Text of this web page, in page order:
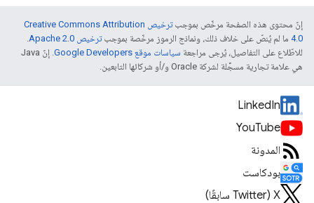
إنّ محتوى هذه الصفحة مرخّص بموجب
ترخيص Creative Commons Attribution
4.0‏ ما لم يُنصّ على خلاف ذلك، ونماذج الرموز مرخّصة بموجبترخيص Apache 2.0‏
.
للاطّلاع على التفاصيل، يُرجى مراجعة سياسات موقع Google Developers‏
. إنّ Java
هي علامة تجارية مسجَّلة لشركة Oracle و/أو شركائها التابعين.
LinkedIn
YouTube
المدونة
بودكاست
‫X ‏(Twitter سابقًا)